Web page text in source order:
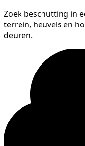
Zoek beschutting in
terrein, heuvels en
deuren.